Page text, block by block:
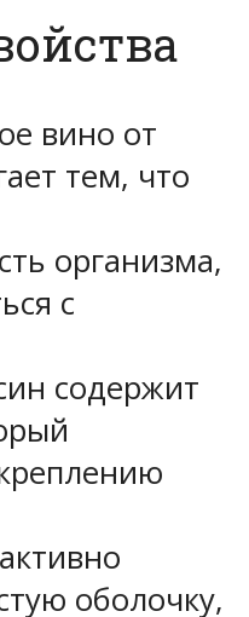
вино от
тем, что
организма,
с
содержит
оболочку,